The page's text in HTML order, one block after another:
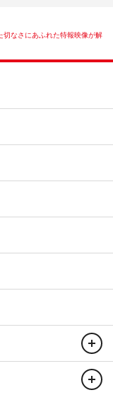
切なさにあふれた特報映像が解